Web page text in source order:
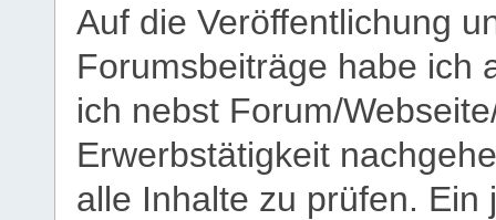
Auf die Veröffentlichung
Forumsbeiträge habe ich
ich nebst Forum/
Erwerbstätigkeit
alle Inhalte zu prüfen.